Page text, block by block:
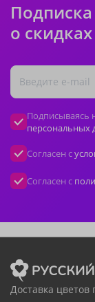
о
Подписываясь
персональных
Согласен с
Согласен с
Доставка